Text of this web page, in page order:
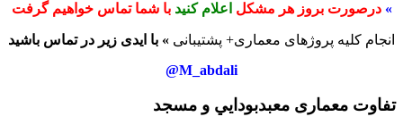
» درصورت بروز هر مشکل اعلام کنید با شما تماس خواهیم گرفت
انجام کلیه پروژهای معماری+ پشتیبانی » با ایدی زیر در تماس باشید
M_abdali@
تفاوت معماری معبدبودايي و مسجد